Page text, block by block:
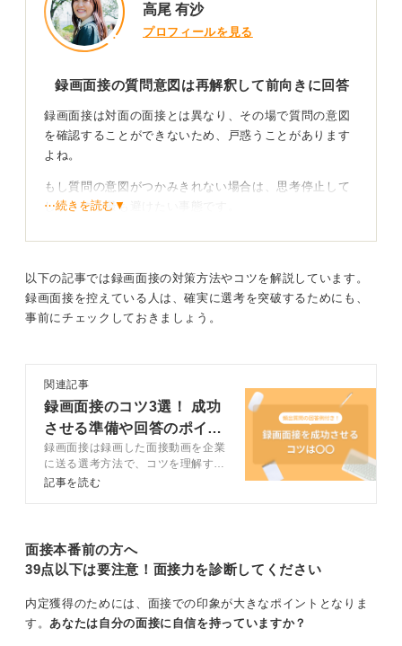
高尾 有沙
プロフィールを見る
録画面接の質問意図は再解釈して前向きに回答
録画面接は対面の面接とは異なり、その場で質問の意図
を確認することができないため、戸惑うことがあります
よね。
もし質問の意図がつかみきれない場合は、思考停止して
しまうのが最も避けたい事態です。
まずは、自分なりに質問の意図を「こうではないか」と
は〇〇という観点からお答えします」といった前置きを
してから、自信を持って回答を始めましょう。
これにより、意図を汲み取ろうとする誠実な姿勢と、主
困ったら強みをアピール！ ピンチをチャンスに変え
よう
に詰まってしまった場合は、その質問を強みや志望動機
をアピールする絶好の機会ととらえ、ピンチをチャンス
たとえば、「そのご質問に直接お答えするのは難しいの
⋯続きを読む▼
以下の記事では録画面接の対策方法やコツを解説しています。
録画面接を控えている人は、確実に選考を突破するためにも、
事前にチェックしておきましょう。
関連記事
録画面接のコツ3選！ 成功
させる準備や回答のポイン
トをプロと解説
録画面接は録画した面接動画を企業
に送る選考方法で、コツを理解する
ことで成功に近付きます。この記事
す。録画面接を突破したい人はぜひ
参考にしてください。
記事を読む
面接本番前の方へ
39点以下は要注意！面接力を診断してください
内定獲得のためには、面接での印象が大きなポイントとなりま
す。 あなたは自分の面接に自信を持っていますか？